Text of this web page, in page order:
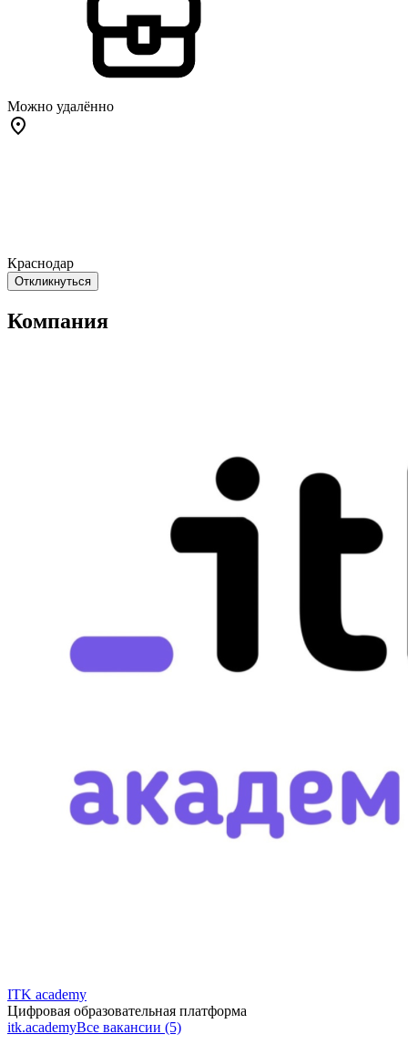
Можно удалённо
Краснодар
Откликнуться
Компания
ITK academy
Цифровая образовательная платформа
itk.academyВсе вакансии (5)